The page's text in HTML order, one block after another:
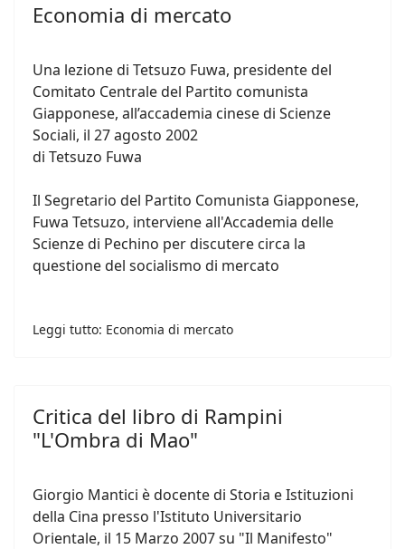
Economia di mercato
Una lezione di Tetsuzo Fuwa, presidente del
Comitato Centrale del Partito comunista
Giapponese, all’accademia cinese di Scienze
Sociali, il 27 agosto 2002
di Tetsuzo Fuwa
Il Segretario del Partito Comunista Giapponese,
Fuwa Tetsuzo, interviene all'Accademia delle
Scienze di Pechino per discutere circa la
questione del socialismo di mercato
Leggi tutto: Economia di mercato
Critica del libro di Rampini
"L'Ombra di Mao"
Giorgio Mantici è docente di Storia e Istituzioni
della Cina presso l'Istituto Universitario
Orientale, il 15 Marzo 2007 su "Il Manifesto"